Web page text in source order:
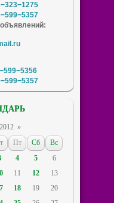
»
Пт Сб
Вс
4 5
6
11 12
13
18 19
20